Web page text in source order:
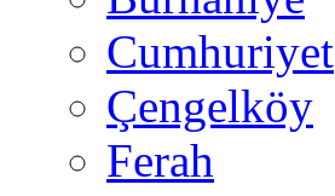
Cumhuriyet
Çengelköy
Ferah